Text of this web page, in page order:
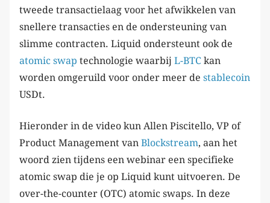
tweede transactielaag voor het afwikkelen van
snellere transacties en de ondersteuning van
slimme contracten. Liquid ondersteunt ook de
atomic swap technologie waarbij L-BTC kan
worden omgeruild voor onder meer de stablecoin
USDt.
Hieronder in de video kun Allen Piscitello, VP of
Product Management van Blockstream, aan het
woord zien tijdens een webinar een specifieke
atomic swap die je op Liquid kunt uitvoeren. De
over-the-counter (OTC) atomic swaps. In deze